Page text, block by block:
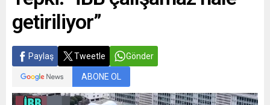
getiriliyor”
Paylaş Tweetle Gönder
ABONE OL